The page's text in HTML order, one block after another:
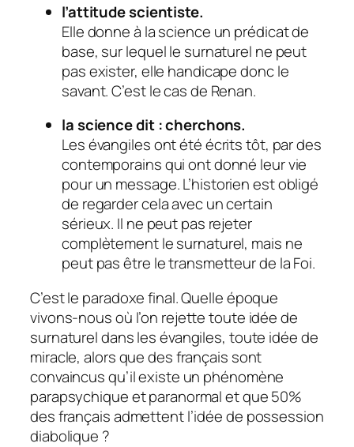
l’attitude scientiste.
Elle donne à la science un prédicat de
base, sur lequel le surnaturel ne peut
pas exister, elle handicape donc le
savant. C’est le cas de Renan.
la science dit : cherchons.
Les évangiles ont été écrits tôt, par des
contemporains qui ont donné leur vie
pour un message. L’historien est obligé
de regarder cela avec un certain
sérieux. Il ne peut pas rejeter
complètement le surnaturel, mais ne
peut pas être le transmetteur de la Foi.
C’est le paradoxe final. Quelle époque
vivons-nous où l’on rejette toute idée de
surnaturel dans les évangiles, toute idée de
miracle, alors que des français sont
convaincus qu’il existe un phénomène
parapsychique et paranormal et que 50%
des français admettent l’idée de possession
diabolique ?